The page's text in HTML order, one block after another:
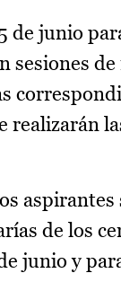
de junio
sesiones
realizarán
de los
junio y